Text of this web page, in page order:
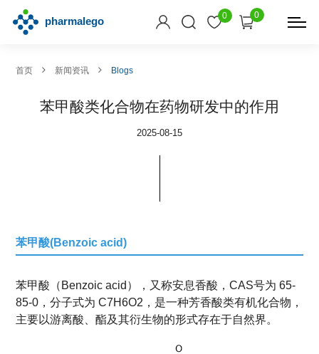
0 0
首页 新闻资讯 Blogs
苯甲酸类化合物在药物研发中的作用
2025-08-15
苯甲酸(Benzoic acid)
苯甲酸（Benzoic acid），又称安息香酸，CAS号为 65-
85-0，分子式为 C7H6O2，是一种芳香酸类有机化合物，
主要以游离酸、酯及其衍生物的形式存在于自然界。